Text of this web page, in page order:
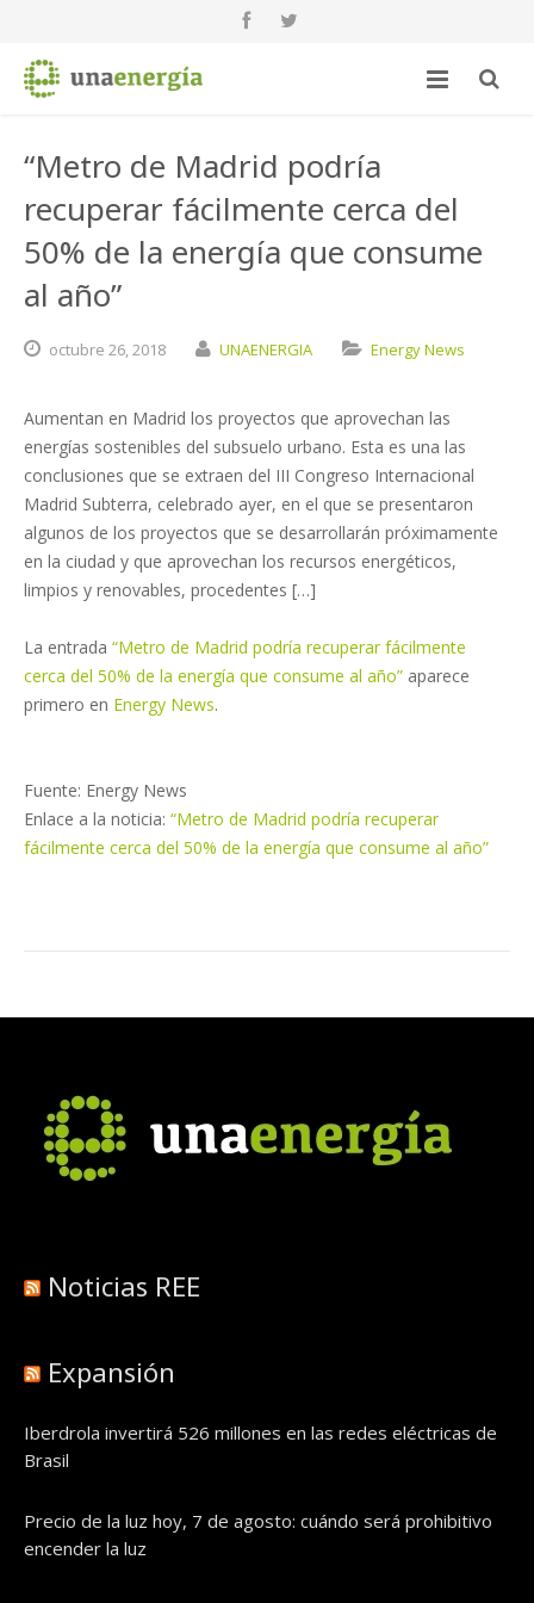
“Metro de Madrid podría
recuperar fácilmente cerca del
50% de la energía que consume
al año”
octubre 26,2018 UNAENERGIA Energy News
Aumentan en Madrid los proyectos que aprovechan las
energías sostenibles del subsuelo urbano. Esta es una las
conclusiones que se extraen del III Congreso Internacional
Madrid Subterra, celebrado ayer, en el que se presentaron
algunos de los proyectos que se desarrollarán próximamente
en la ciudad y que aprovechan los recursos energéticos,
limpios y renovables, procedentes […]
La entrada “Metro de Madrid podría recuperar fácilmente
cerca del 50% de la energía que consume al año” aparece
primero en Energy News.
Fuente: Energy News
Enlace a la noticia: “Metro de Madrid podría recuperar
fácilmente cerca del 50% de la energía que consume al año”
Noticias REE
Expansión
Iberdrola invertirá 526 millones en las redes eléctricas de
Brasil
Precio de la luz hoy, 7 de agosto: cuándo será prohibitivo
encender la luz